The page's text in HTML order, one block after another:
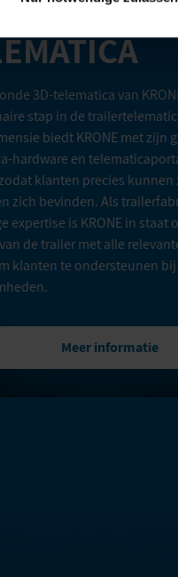
3D-telematica van
stap in de
biedt KRONE met zijn
hardware en
klanten precies kunnen
zich bevinden. Als
expertise is KRONE in staat
de trailer met alle
klanten te ondersteunen
Meer informatie